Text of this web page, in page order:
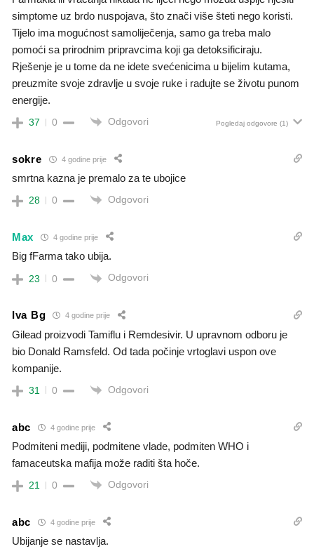
simptome uz brdo nuspojava, što znači više šteti nego koristi.
Tijelo ima mogućnost samoliječenja, samo ga treba malo
pomoći sa prirodnim pripravcima koji ga detoksificiraju.
Rješenje je u tome da ne idete svećenicima u bijelim kutama,
preuzmite svoje zdravlje u svoje ruke i radujte se životu punom
energije.
37 0 Odgovori Pogledaj odgovore (1)
sokre 4 godine prije
smrtna kazna je premalo za te ubojice
28 0 Odgovori
Max 4 godine prije
Big fFarma tako ubija.
23 0 Odgovori
Iva Bg 4 godine prije
Gilead proizvodi Tamiflu i Remdesivir. U upravnom odboru je
bio Donald Ramsfeld. Od tada počinje vrtoglavi uspon ove
kompanije.
31 0 Odgovori
abc 4 godine prije
Podmiteni mediji, podmitene vlade, podmiten WHO i
famaceutska mafija može raditi šta hoče.
21 0 Odgovori
abc 4 godine prije
Ubijanje se nastavlja.